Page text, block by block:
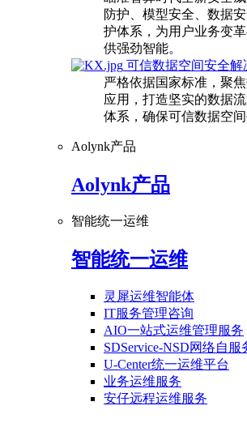
防护、模型安全、数据
护体系，为用户业务变
供强劲智能。
可信数据空间安全解
严格依据国家标准，聚
应用，打造坚实的数据
体系，确保可信数据空间
Aolynk产品
Aolynk产品
智能统一运维
智能统一运维
灵犀运维智能体
IT服务管理咨询
AIO一站式运维管理服务
SDService-NSD网络自服
U-Center统一运维平台
业务运维服务
安仔远程运维服务